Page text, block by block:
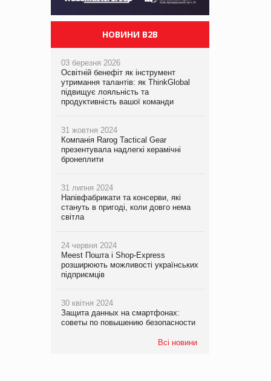
НОВИНИ B2B
03 березня 2026
Освітній бенефіт як інструмент
утримання талантів: як ThinkGlobal
підвищує лояльність та
продуктивність вашої команди
31 жовтня 2024
Компанія Rarog Tactical Gear
презентувала надлегкі керамічні
бронеплити
31 липня 2024
Напівфабрикати та консерви, які
стануть в пригоді, коли довго нема
світла
24 червня 2024
Meest Пошта і Shop-Express
розширюють можливості українських
підприємців
30 квітня 2024
Защита данных на смартфонах:
советы по повышению безопасности
Всі новини